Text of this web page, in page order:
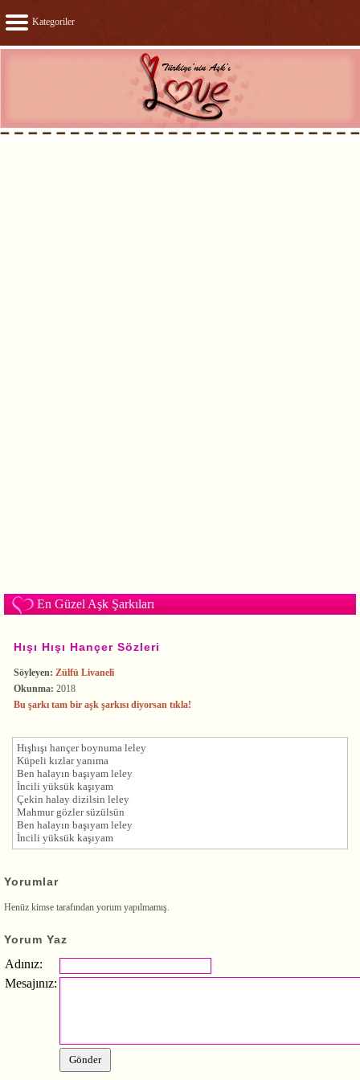
Kategoriler
En Güzel Aşk Şarkıları
Hışı Hışı Hançer Sözleri
Söyleyen: Zülfü Livaneli
Okunma: 2018
Bu şarkı tam bir aşk şarkısı diyorsan tıkla!
Hışhışı hançer boynuma leley
Küpeli kızlar yanıma
Ben halayın başıyam leley
İncili yüksük kaşıyam
Çekin halay dizilsin leley
Mahmur gözler süzülsün
Ben halayın başıyam leley
İncili yüksük kaşıyam
Yorumlar
Henüz kimse tarafından yorum yapılmamış.
Yorum Yaz
Adınız:
Mesajınız: